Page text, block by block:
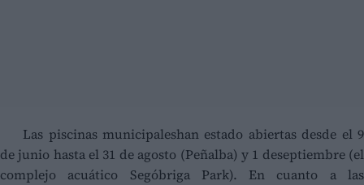
Las piscinas municipaleshan estado abiertas desde el 9
de junio hasta el 31 de agosto (Peñalba) y 1 deseptiembre (el
complejo acuático Segóbriga Park). En cuanto a las